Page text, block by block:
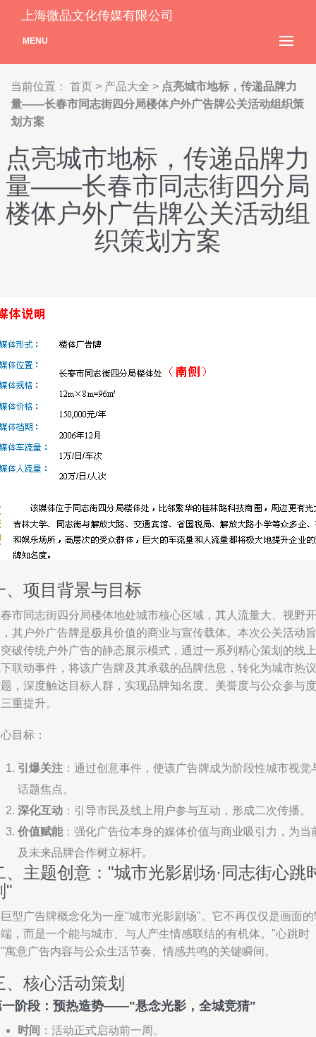
上海微品文化传媒有限公司
MENU
当前位置： 首页 > 产品大全 > 点亮城市地标，传递品牌力
量——长春市同志街四分局楼体户外广告牌公关活动组织策
划方案
点亮城市地标，传递品牌力
量——长春市同志街四分局
楼体户外广告牌公关活动组
织策划方案
、项目背景与目标
市同志街四分局楼体地处城市核心区域，其人流量大、视野开
其户外广告牌是极具价值的商业与宣传载体。本次公关活动旨
破传统户外广告的静态展示模式，通过一系列精心策划的线上
联动事件，将该广告牌及其承载的品牌信息，转化为城市热议
，深度触达目标人群，实现品牌知名度、美誉度与公众参与度
重提升。
目标：
引爆关注 ：通过创意事件，使该广告牌成为阶段性城市视觉
话题焦点。
深化互动 ：引导市民及线上用户参与互动，形成二次传播。
价值赋能：强化广告位本身的媒体价值与商业吸引力，为当
及未来品牌合作树立标杆。
、主题创意："城市光影剧场·同志街心跳
"
型广告牌概念化为一座"城市光影剧场"。它不再仅仅是画面的
，而是一个能与城市、与人产生情感联结的有机体。"心跳时
寓意广告内容与公众生活节奏、情感共鸣的关键瞬间。
、核心活动策划
一阶段：预热造势——"悬念光影，全城竞猜"
时间 ：活动正式启动前一周。